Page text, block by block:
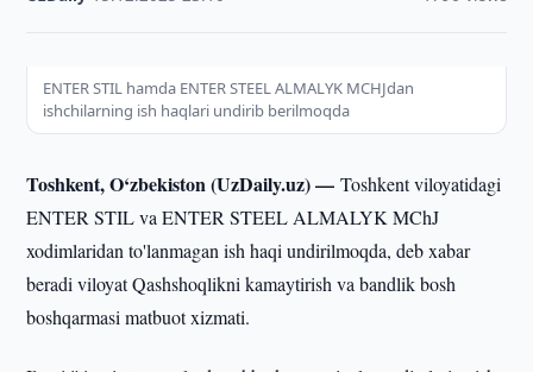
ENTER STIL hamda ENTER STEEL ALMALYK MCHJdan
ishchilarning ish haqlari undirib berilmoqda
Toshkent, O‘zbekiston (UzDaily.uz) —Toshkent viloyatidagi
ENTER STIL va ENTER STEEL ALMALYK MChJ
xodimlaridan to'lanmagan ish haqi undirilmoqda, deb xabar
beradi viloyat Qashshoqlikni kamaytirish va bandlik bosh
boshqarmasi matbuot xizmati.